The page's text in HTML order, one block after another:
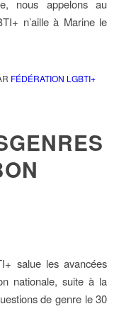
nous appelons au
n’aille à Marine le
FÉDÉRATION LGBTI+
salue les avancées
nationale, suite à la
de genre le 30